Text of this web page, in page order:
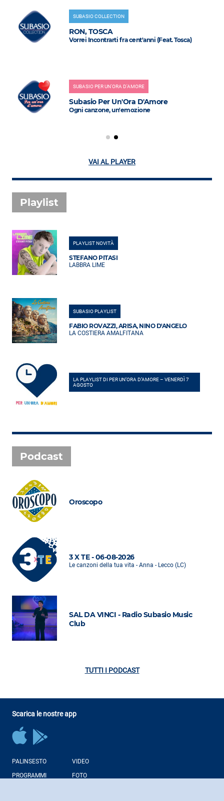
SUBASIO COLLECTION
RON, TOSCA
Vorrei Incontrarti fra cent'anni (Feat. Tosca)
SUBASIO PER UN'ORA D'AMORE
Subasio Per Un'Ora D'Amore
Ogni canzone, un'emozione
VAI AL PLAYER
Playlist
PLAYLIST NOVITÀ
STEFANO PITASI
LABBRA LIME
SUBASIO PLAYLIST
FABIO ROVAZZI, ARISA, NINO D'ANGELO
LA COSTIERA AMALFITANA
LA PLAYLIST DI PER UN’ORA D’AMORE – VENERDÌ 7
AGOSTO
Podcast
Oroscopo
3 X TE - 06-08-2026
Le canzoni della tua vita - Anna - Lecco (LC)
SAL DA VINCI - Radio Subasio Music
Club
TUTTI I PODCAST
Scarica le nostre app
PALINSESTO
PROGRAMMI
VIDEO
FOTO